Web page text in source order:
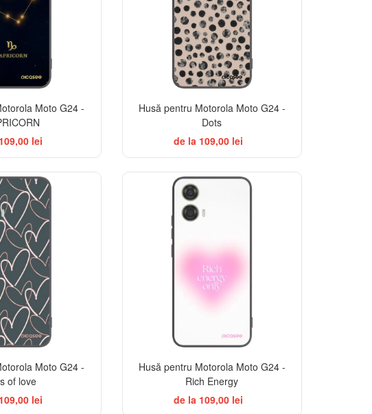
Moto G24 -
lei
Husă pentru Motorola Moto G24 -
Dots
de la 109,00 lei
Moto G24 -
of love
lei
Husă pentru Motorola Moto G24 -
Rich Energy
de la 109,00 lei